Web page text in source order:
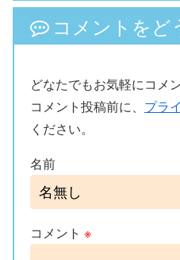
コメントをど
どなたでもお気軽にコメ
コメント投稿前に、 プラ
ください。
名前
コメント ※